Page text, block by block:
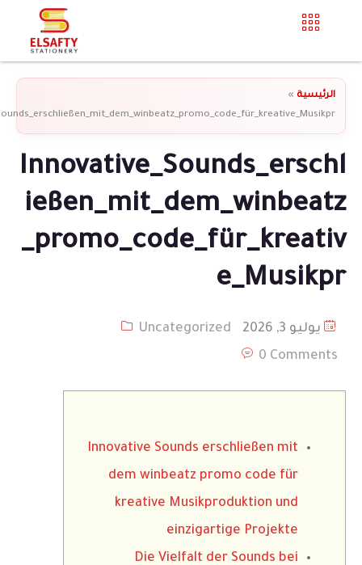
الرئيسية »
Innovative_Sounds_erschl
ießen_mit_dem_winbeatz
_promo_code_für_kreativ
e_Musikpr
يوليو 3, 2026
Uncategorized
0 Comments
Innovative Sounds erschließen mit
dem winbeatz promo code für
kreative Musikproduktion und
einzigartige Projekte
Die Vielfalt der Sounds bei